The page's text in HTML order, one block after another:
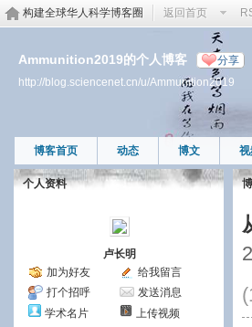
构建全球华人科学博客圈 返回首页
Ammunition2019的个人博客 分享
http://blog.sciencenet.cn/u/Ammunition2019
博客首页 动态 博文
个人资料
卢长明
加为好友
给我留言
打个招呼
发送消息
学术名片
上传视频